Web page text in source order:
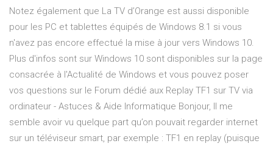
Notez également que La TV d’Orange est aussi disponible
pour les PC et tablettes équipés de Windows 8.1 si vous
n'avez pas encore effectué la mise à jour vers Windows 10.
Plus d'infos sont sur Windows 10 sont disponibles sur la page
consacrée à l'Actualité de Windows et vous pouvez poser
vos questions sur le Forum dédié aux Replay TF1 sur TV via
ordinateur - Astuces & Aide Informatique Bonjour, Il me
semble avoir vu quelque part qu’on pouvait regarder internet
sur un téléviseur smart, par exemple : TF1 en replay (puisque